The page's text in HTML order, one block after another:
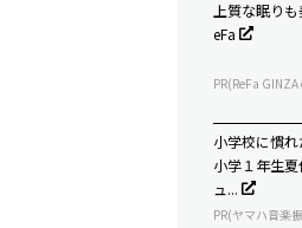
上質な眠り
eFa
PR(ReFa GINZA
小学校に慣
小学１年生
ュ...
PR(ヤマハ音楽